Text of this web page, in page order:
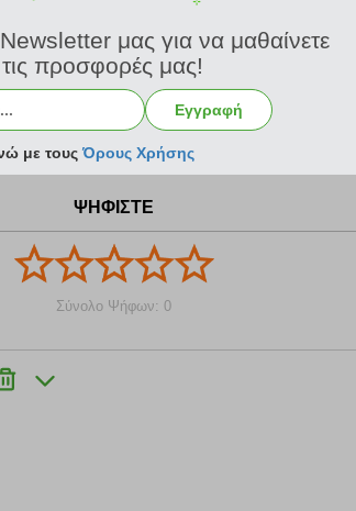
ΣΑΜΠΟΥΑΝ VET EXPERT STIMUDERM ULTRA SHORT HAIR (250ML)
ΨΗΦΙΣΤΕ
Σύνολο Ψήφων: 0
μας για να μαθαίνετε
προσφορές μας!
Εγγραφή
με τουςΌρους Χρήσης